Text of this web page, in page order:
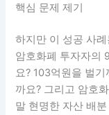
핵심 문제 제기
하지만 이 성공 사
암호화폐 투자자의
요? 103억원을 벌
까요? 그리고 암호
말 현명한 자산 배